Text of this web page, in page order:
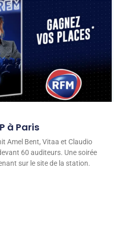
à Paris
Amel Bent, Vitaa et Claudio
60 auditeurs. Une soirée
sur le site de la station.